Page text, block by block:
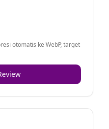
otomatis ke WebP, target